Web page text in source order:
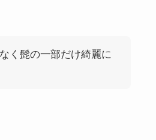
く髭の一部だけ綺麗に